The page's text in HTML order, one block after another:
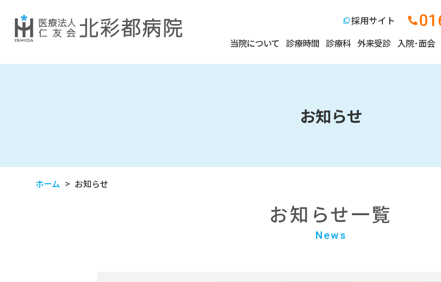
採用サイト
当院について 診療時間 診療科 外来受診 入院･面会
お知らせ
ホーム お知らせ
お知らせ一覧
News